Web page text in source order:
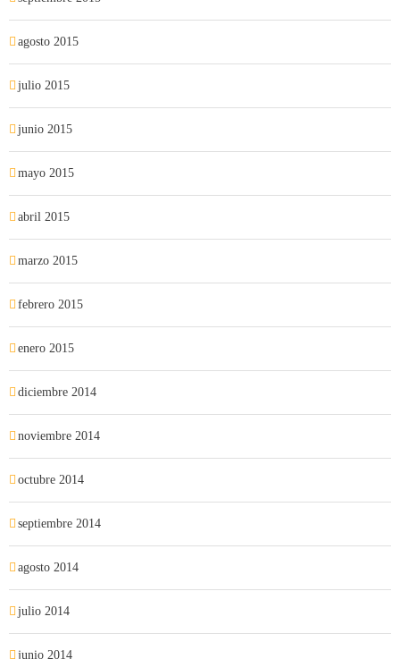
agosto 2015
julio 2015
junio 2015
mayo 2015
abril 2015
marzo 2015
febrero 2015
enero 2015
diciembre 2014
noviembre 2014
octubre 2014
septiembre 2014
agosto 2014
julio 2014
junio 2014